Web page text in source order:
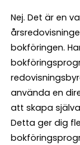
Nej. Det är en
bokföringen.
använda en
att skapa
Detta ger dig